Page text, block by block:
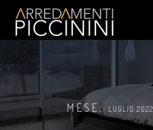
MESE: LUGLIO 2022